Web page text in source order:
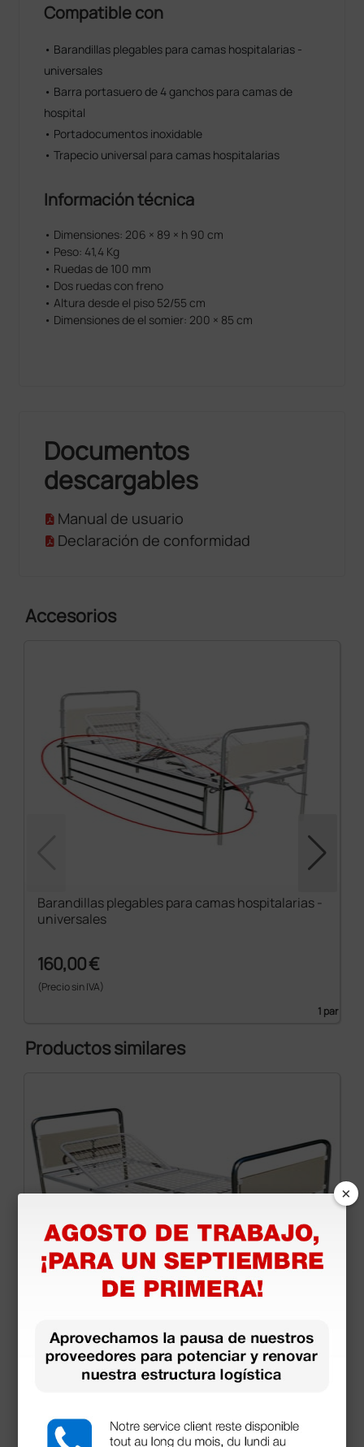
Compatible con
• Barandillas plegables para camas hospitalarias -
universales
• Barra portasuero de 4 ganchos para camas de
hospital
• Portadocumentos inoxidable
• Trapecio universal para camas hospitalarias
Información técnica
• Dimensiones: 206 × 89 × h 90 cm
• Peso: 41,4 Kg
• Ruedas de 100 mm
• Dos ruedas con freno
• Altura desde el piso 52/55 cm
• Dimensiones de el somier: 200 × 85 cm
Documentos
descargables
Manual de usuario
Declaración de conformidad
Accesorios
Barandillas plegables para camas hospitalarias -
universales
160,00 €
(Precio sin IVA)
1 par
Productos similares
Cama hospitalaria con 1 articulación y 1 manivela
- sin ruedas
(Precio sin IVA)
×